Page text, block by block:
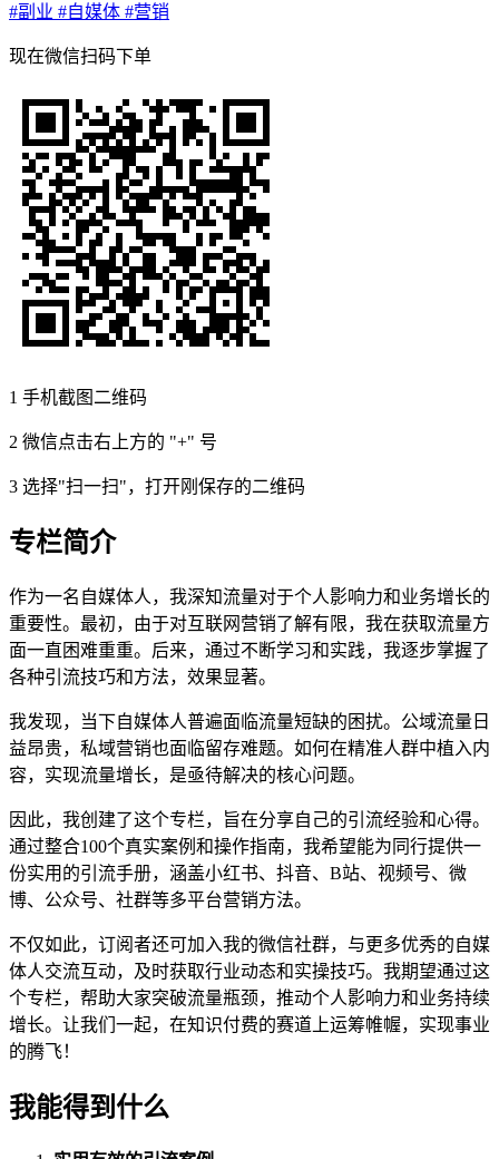
#副业 #自媒体 #营销
现在微信扫码下单
1 手机截图二维码
2 微信点击右上方的 "+" 号
3 选择"扫一扫"，打开刚保存的二维码
专栏简介
作为一名自媒体人，我深知流量对于个人影响力和业务增长的
重要性。最初，由于对互联网营销了解有限，我在获取流量方
面一直困难重重。后来，通过不断学习和实践，我逐步掌握了
各种引流技巧和方法，效果显著。
我发现，当下自媒体人普遍面临流量短缺的困扰。公域流量日
益昂贵，私域营销也面临留存难题。如何在精准人群中植入内
容，实现流量增长，是亟待解决的核心问题。
因此，我创建了这个专栏，旨在分享自己的引流经验和心得。
通过整合100个真实案例和操作指南，我希望能为同行提供一
份实用的引流手册，涵盖小红书、抖音、B站、视频号、微
博、公众号、社群等多平台营销方法。
不仅如此，订阅者还可加入我的微信社群，与更多优秀的自媒
体人交流互动，及时获取行业动态和实操技巧。我期望通过这
个专栏，帮助大家突破流量瓶颈，推动个人影响力和业务持续
增长。让我们一起，在知识付费的赛道上运筹帷幄，实现事业
的腾飞！
我能得到什么